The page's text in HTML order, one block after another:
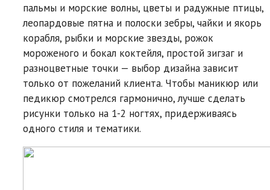
пальмы и морские волны, цветы и радужные птицы,
леопардовые пятна и полоски зебры, чайки и якорь
корабля, рыбки и морские звезды, рожок
мороженого и бокал коктейля, простой зигзаг и
разноцветные точки — выбор дизайна зависит
только от пожеланий клиента. Чтобы маникюр или
педикюр смотрелся гармонично, лучше сделать
рисунки только на 1-2 ногтях, придерживаясь
одного стиля и тематики.